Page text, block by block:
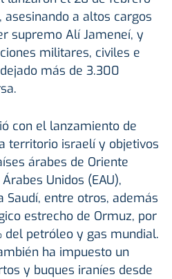
a altos cargos
supremo Alí Jameneí, y
militares, civiles e
más de 3.300
con el lanzamiento de
territorio israelí y objetivos
árabes de Oriente
Unidos (EAU),
Saudí, entre otros, además
estrecho de Ormuz, por
petróleo y gas mundial.
ha impuesto un
y buques iraníes desde